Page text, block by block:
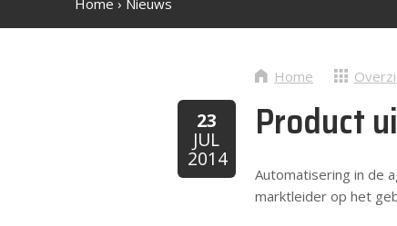
Home › Nieuws
Home
Product
23
JUL
2014
Automatisering in de
marktleider op het